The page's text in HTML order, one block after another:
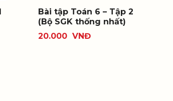
Bài tập Toán 6 – Tập 2
(Bộ SGK thống nhất)
20.000 VNĐ